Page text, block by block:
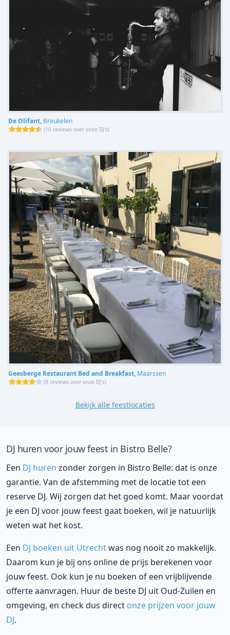
De Olifant, Breukelen
(10 reviews over onze DJ's)
Geesberge Restaurant Bed and Breakfast, Maarssen
(9 reviews over onze DJ's)
Bekijk alle feestlocaties
DJ huren voor jouw feest in Bistro Belle?
Een DJ huren zonder zorgen in Bistro Belle: dat is onze
garantie. Van de afstemming met de locatie tot een
reserve DJ. Wij zorgen dat het goed komt. Maar voordat
je een DJ voor jouw feest gaat boeken, wil je natuurlijk
weten wat het kost.
Een DJ boeken uit Utrechtwas nog nooit zo makkelijk.
Daarom kun je bij ons online de prijs berekenen voor
jouw feest. Ook kun je nu boeken of een vrijblijvende
offerte aanvragen. Huur de beste DJ uit Oud-Zuilen en
omgeving, en check dus direct onze prijzen voor jouw
DJ.